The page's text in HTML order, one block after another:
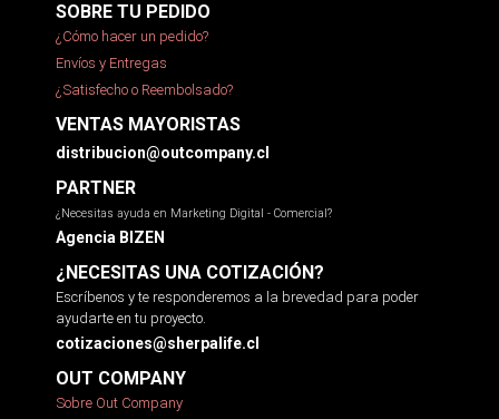
SOBRE TU PEDIDO
¿Cómo hacer un pedido?
Envíos y Entregas
¿Satisfecho o Reembolsado?
VENTAS MAYORISTAS
distribucion@outcompany.cl
PARTNER
¿Necesitas ayuda en Marketing Digital - Comercial?
Agencia BIZEN
¿NECESITAS UNA COTIZACIÓN?
Escríbenos y te responderemos a la brevedad para poder
ayudarte en tu proyecto.
cotizaciones@sherpalife.cl
OUT COMPANY
Sobre Out Company